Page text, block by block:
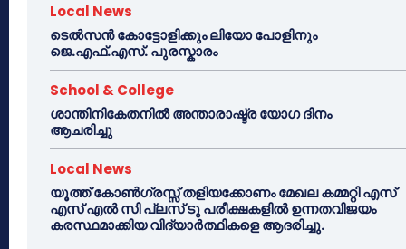
Local News
ടെൽസൻ കോട്ടോളിക്കും ലിയോ പോളിനും
ജെ.എഫ്.എസ്. പുരസ്കാരം
School & College
ശാന്തിനികേതനിൽ അന്താരാഷ്ട്ര യോഗ ദിനം
ആചരിച്ചു
Local News
യൂത്ത് കോൺഗ്രസ്സ് തളിയക്കോണം മേഖല കമ്മറ്റി എസ്
എസ് എൽ സി പ്ലസ് ടു പരീക്ഷകളിൽ ഉന്നതവിജയം
കരസ്ഥമാക്കിയ വിദ്യാർത്ഥികളെ ആദരിച്ചു.